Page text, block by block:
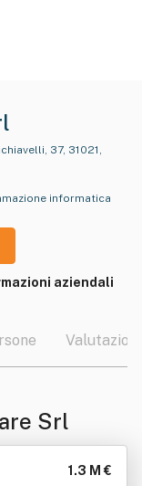
informatica
aziendali
Valutazioni
Srl
1.3 M €